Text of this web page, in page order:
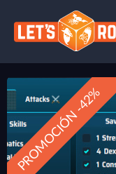
PROMOCIÓN -42%